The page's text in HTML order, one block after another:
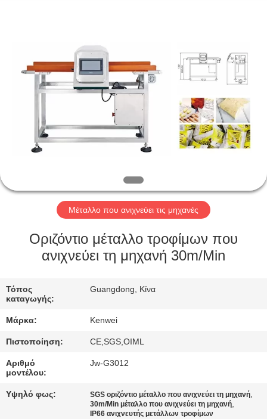
ΑΡΧΙΚΉ
ΣΕΛΊΔΑ
ΠΡΟΪΌΝΤΑ
ΣΧΕΤΙΚΆ
ΜΕ
ΕΜΆΣ
ΓΎΡΟΣ
ΕΡΓΟΣΤΑΣΊΩΝ
ΠΟΙΟΤΙΚΌΣ
ΕΠΑΦΉ
ΖΗΤΉΣΤΕ
Μέταλλο που ανιχνεύει τις μηχανές
Οριζόντιο μέταλλο τροφίμων που
ανιχνεύει τη μηχανή 30m/Min
Τόπος
καταγωγής:
Guangdong, Κίνα
Μάρκα: Kenwei
Πιστοποίηση: CE,SGS,OIML
Αριθμό
μοντέλου:
Jw-G3012
Υψηλό φως: SGS οριζόντιο μέταλλο που ανιχνεύει τη μηχανή,
30m/Min μέταλλο που ανιχνεύει τη μηχανή,
IP66 ανιχνευτής μετάλλων τροφίμων